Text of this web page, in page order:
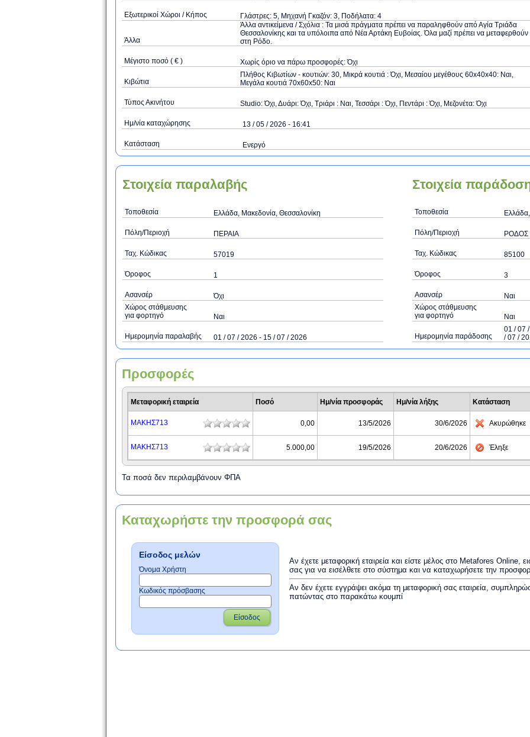
Εξωτερικοί Χώροι / Κήπος Γλάστρες: 5, Μηχανή Γκαζόν: 3, Ποδήλατα: 4
Άλλα
Άλλα αντικείμενα / Σχόλια : Τα μισά πράγματα πρέπει να παραληφθούν από Αγία Τριάδα
Θεσσαλονίκης και τα υπόλοιπα από Νέα Αρτάκη Ευβοίας. Όλα μαζί πρέπει να μεταφερθούν
στη Ρόδο.
Μέγιστο ποσό ( € ) Xωρίς όριο να πάρω προσφορές: Όχι
Κιβώτια
Πλήθος Κιβωτίων - κουτιών: 30, Μικρά κουτιά : Όχι, Μεσαίου μεγέθους 60x40x40: Ναι,
Μεγάλα κουτιά 70x60x50: Ναι
Τύπος Ακινήτου Studio: Όχι, Δυάρι: Όχι, Τριάρι : Ναι, Τεσσάρι : Όχι, Πεντάρι : Όχι, Μεζονέτα: Όχι
Ημ/νία καταχώρησης 13 / 05 / 2026 - 16:41
Κατάσταση Ενεργό
Στοιχεία παραλαβής
Τοποθεσία Ελλάδα, Μακεδονία, Θεσσαλονίκη
Πόλη/Περιοχή ΠΕΡΑΙΑ
Ταχ. Κώδικας 57019
Όροφος 1
Ασανσέρ
Όχι
Χώρος στάθμευσης
για φορτηγό
Ναι
Ημερομηνία παραλαβής 01 / 07 / 2026 - 15 / 07 / 2026
Στοιχεία
Τοποθεσία
Πόλη/Περιοχή ΡΟΔΟΣ
Ταχ. Κώδικας 85100
Όροφος 3
Ασανσέρ
Ναι
Χώρος στάθμευσης
για φορτηγό
Ναι
Ημερομηνία παράδοσης
01 / 07
/ 07 /
Προσφορές
Μεταφορική εταιρεία Ποσό Ημ/νία προσφοράς Ημ/νία λήξης Κατάσταση
ΜΑΚΗΣ713 0,00 13/5/2026 30/6/2026 Ακυρώθηκε
ΜΑΚΗΣ713 5.000,00 19/5/2026 20/6/2026 Έληξε
Τα ποσά δεν περιλαμβάνουν ΦΠΑ
Καταχωρήστε την προσφορά σας
Είσοδος μελών
Όνομα Χρήστη
Κωδικός πρόσβασης
Είσοδος
Αν έχετε μεταφορική εταιρεία και είστε μέλος στο Metafores Online,
σας για να εισέλθετε στο σύστημα και να καταχωρήσετε την
Αν δεν έχετε εγγράψει ακόμα τη μεταφορική σας εταιρεία,
πατώντας στο παρακάτω κουμπί